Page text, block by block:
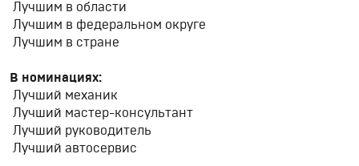
Лучшим в области
Лучшим в федеральном округе
Лучшим в стране
В номинациях:
Лучший механик
Лучший мастер-консультант
Лучший руководитель
Лучший автосервис